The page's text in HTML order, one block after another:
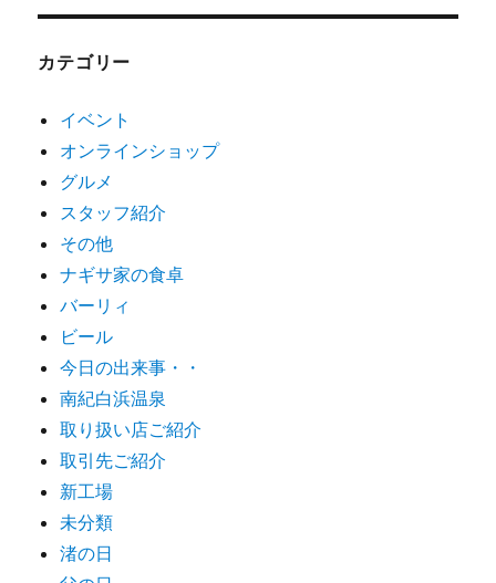
カテゴリー
イベント
オンラインショップ
グルメ
スタッフ紹介
その他
ナギサ家の食卓
バーリィ
ビール
今日の出来事・・
南紀白浜温泉
取り扱い店ご紹介
取引先ご紹介
新工場
未分類
渚の日